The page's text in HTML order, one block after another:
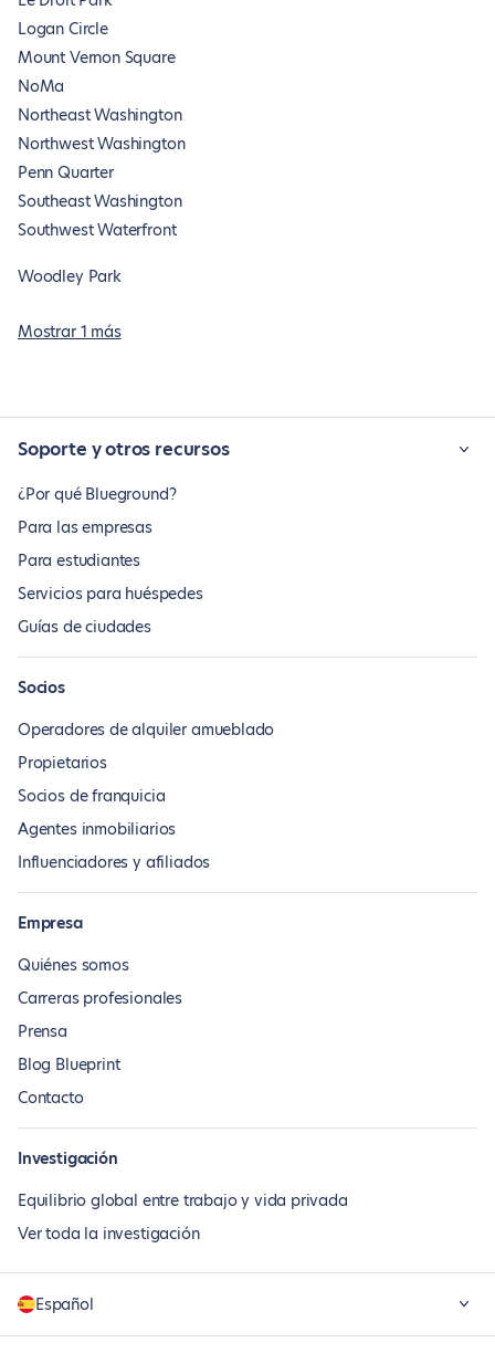
Logan Circle
Mount Vernon Square
NoMa
Northeast Washington
Northwest Washington
Penn Quarter
Southeast Washington
Southwest Waterfront
Woodley Park
Mostrar 1 más
Soporte y otros recursos
¿Por qué Blueground?
Para las empresas
Para estudiantes
Servicios para huéspedes
Guías de ciudades
Socios
Operadores de alquiler amueblado
Propietarios
Socios de franquicia
Agentes inmobiliarios
Influenciadores y afiliados
Empresa
Quiénes somos
Carreras profesionales
Prensa
Blog Blueprint
Contacto
Investigación
Equilibrio global entre trabajo y vida privada
Ver toda la investigación
Español